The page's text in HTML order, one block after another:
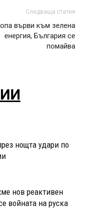
Следваща статия
върви към зелена
енергия, България се
помайва
нощта удари по
нов реактивен
войната на руска